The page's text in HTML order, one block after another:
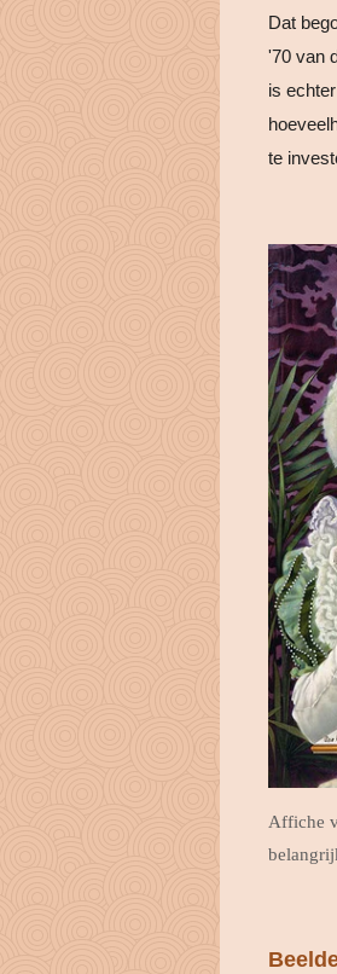
Dat
'70 van
is
te
Affiche